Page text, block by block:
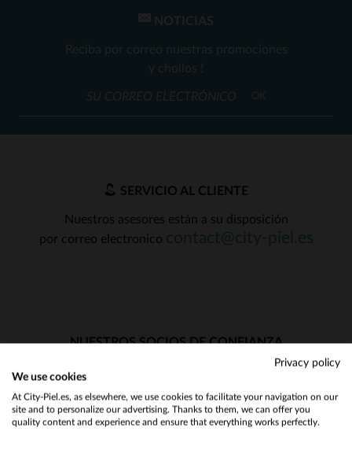
NOTICIAS
Reciba por correo nuestras promociones
y chollos !
OK
SERVICIO AL CLIENTE
Nuestros asesores están a su disposición
por correo electronico
NUESTROS SOCIOS DE CONFIANZA
Would you like to be redirected to our English site?
No
Privacy policy
We use cookies
At City-Piel.es, as elsewhere, we use cookies to facilitate your navigation on our
site and to personalize our advertising. Thanks to them, we can offer you
quality content and experience and ensure that everything works perfectly.